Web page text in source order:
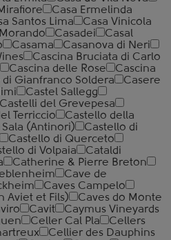
Casa Ermelinda
Santos Lima
Casa Vinicola
Casadei
Casal
Casama
Casanova di Neri
Cascina Bruciata di Carlo
Cascina delle Rose
Cascina
di Gianfranco Soldera
Casere
Castel Sallegg
Castelli del Grevepesa
Terriccio
Castello della
(Antinori)
Castello di
Castello di Querceto
di Volpaia
Cataldi
Catherine & Pierre Breton
Cave de
Caves Campelo
Aviet et Fils)
Caves do Monte
Cavit
Caymus Vineyards
Celler Cal Pla
Cellers
Cellier des Dauphins